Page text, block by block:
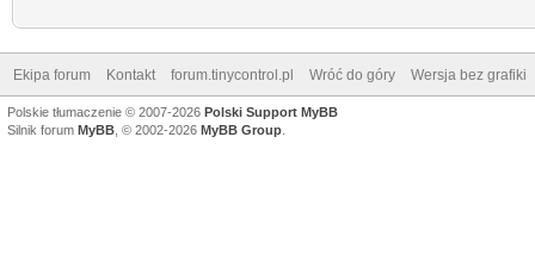
Ekipa forum Kontakt forum.tinycontrol.pl Wróć do góry Wersja bez grafiki
Polskie tłumaczenie © 2007-2026 Polski Support MyBB
Silnik forum MyBB , © 2002-2026 MyBB Group